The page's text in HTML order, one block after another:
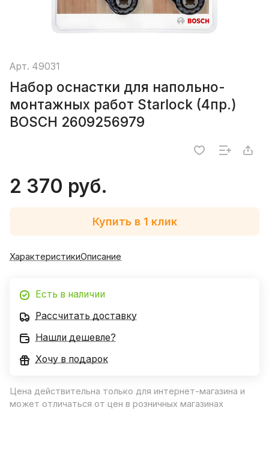
Арт. 49031
Набор оснастки для напольно-
монтажных работ Starlock (4пр.)
BOSCH 2609256979
2 370 руб.
Купить в 1 клик
ХарактеристикиОписание
Есть в наличии
Рассчитать доставку
Нашли дешевле?
Хочу в подарок
Цена действительна только для интернет-магазина и
может отличаться от цен в розничных магазинах